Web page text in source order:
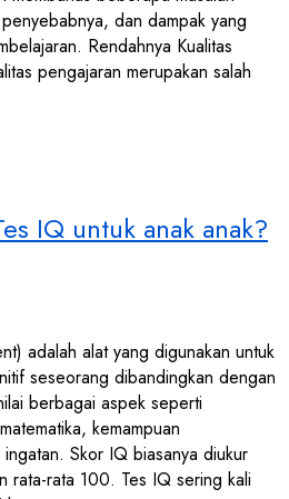
dan dampak yang
Rendahnya Kualitas
pengajaran merupakan salah
IQ untuk anak anak?
adalah alat yang digunakan untuk
seseorang dibandingkan dengan
berbagai aspek seperti
kemampuan
Skor IQ biasanya diukur
rata-rata 100. Tes IQ sering kali